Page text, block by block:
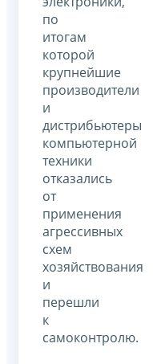
по
итогам
которой
крупнейшие
производители
и
дистрибьютеры
компьютерной
техники
отказались
от
применения
агрессивных
схем
хозяйствования
и
перешли
к
самоконтролю.